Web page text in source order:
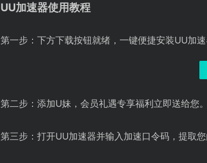
UU加速器使用教程
第一步：下方下载按钮就绪，一键便捷安装UU加速
第二步：添加U妹，会员礼遇专享福利立即送给您。
第三步：打开UU加速器并输入加速口令码，提取您